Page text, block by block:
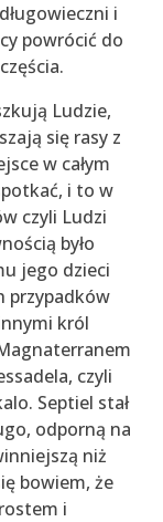
i
powrócić do
Ludzie,
się rasy z
w całym
i to w
czyli Ludzi
było
jego dzieci
przypadków
król
czyli
Septiel stał
odporną na
niż
bowiem, że
i